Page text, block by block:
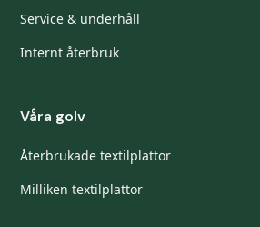
Service & underhåll
Internt återbruk
Våra golv
Återbrukade textilplattor
Milliken textilplattor